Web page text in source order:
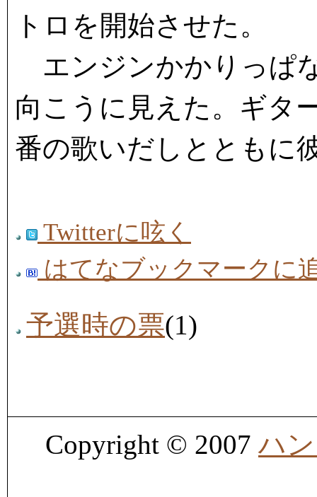
トロを開始させた。
エンジンかかりっぱ
向こうに見えた。ギタ
番の歌いだしとともに
Twitterに呟く
はてなブックマークに
予選時の票(1)
Copyright © 2007ハ